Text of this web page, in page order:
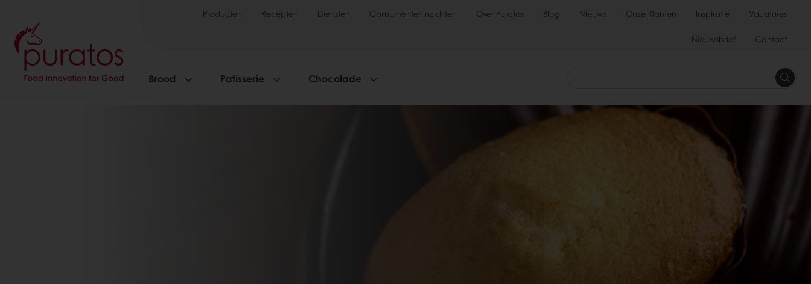
Producten Recepten Diensten Consumenteninzichten Over Puratos Blog Nieuws Onze Klanten Inspiratie Vacatures
Nieuwsbrief Contact
Brood Patisserie Chocolade